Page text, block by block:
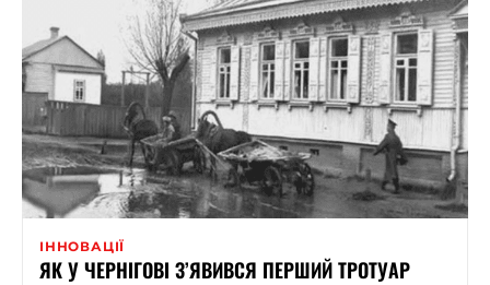
ІННОВАЦІЇ
ЯК У ЧЕРНІГОВІ З’ЯВИВСЯ ПЕРШИЙ ТРОТУАР